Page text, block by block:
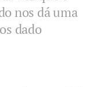
nos dá uma
dado